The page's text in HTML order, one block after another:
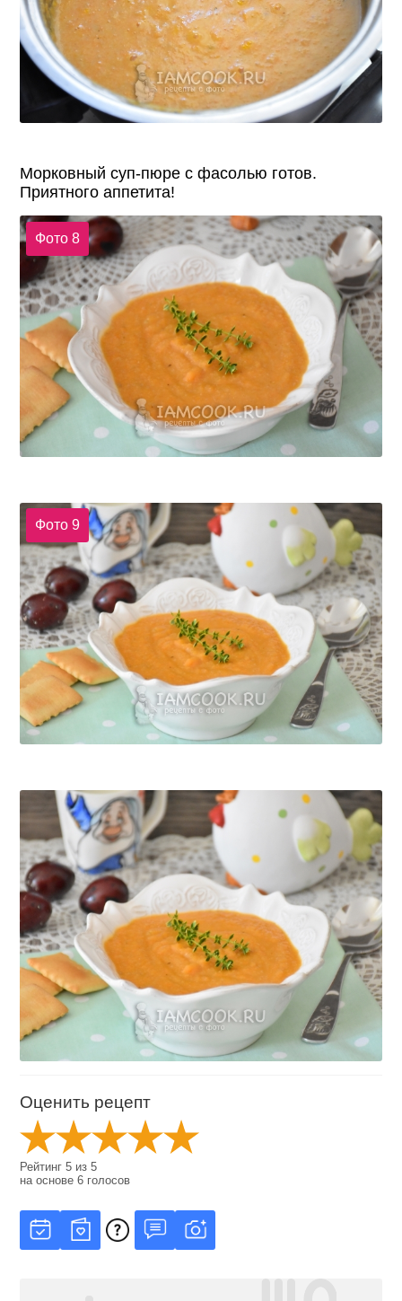
Морковный суп-пюре с фасолью готов.
Приятного аппетита!
Фото 8
Фото 9
Оценить рецепт
Рейтинг5 из5
на основе6 голосов